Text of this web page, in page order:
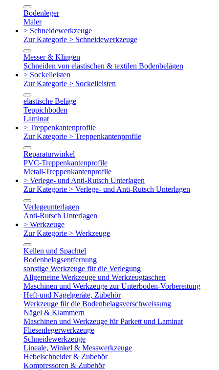
Bodenleger
Maler
> Schneidewerkzeuge
Zur Kategorie > Schneidewerkzeuge
Messer & Klingen
Schneiden von elastischen & textilen Bodenbelägen
> Sockelleisten
Zur Kategorie > Sockelleisten
elastische Beläge
Teppichboden
Laminat
> Treppenkantenprofile
Zur Kategorie > Treppenkantenprofile
Reparaturwinkel
PVC-Treppenkantenprofile
Metall-Treppenkantenprofile
> Verlege- und Anti-Rutsch Unterlagen
Zur Kategorie > Verlege- und Anti-Rutsch Unterlagen
Verlegeunterlagen
Anti-Rutsch Unterlagen
> Werkzeuge
Zur Kategorie > Werkzeuge
Kellen und Spachtel
Bodenbelagsentfernung
sonstige Werkzeuge für die Verlegung
Allgemeine Werkzeuge und Werkzeugtaschen
Maschinen und Werkzeuge zur Unterboden-Vorbereitung
Heft-und Nagelgeräte, Zubehör
Werkzeuge für die Bodenbelagsverschweissung
Nägel & Klammern
Maschinen und Werkzeuge für Parkett und Laminat
Fliesenlegerwerkzeuge
Schneidewerkzeuge
Lineale, Winkel & Messwerkzeuge
Hebelschneider & Zubehör
Kompressoren & Zubehör